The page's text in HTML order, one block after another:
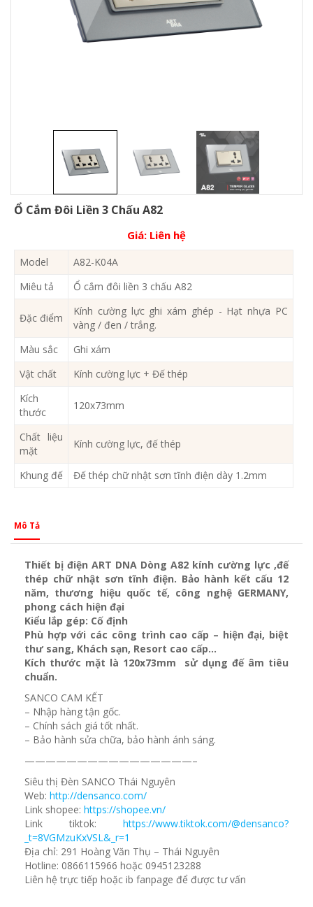
Ổ Cắm Đôi Liền 3 Chấu A82
Giá: Liên hệ
Model
A82-K04A
Miêu tả
Ổ cắm đôi liền 3 chấu A82
Đặc điểm
Kính cường lực ghi xám ghép - Hạt nhựa PC
vàng / đen / trắng.
Màu sắc
Ghi xám
Vật chất
Kính cường lực + Đế thép
Kích
thước
120x73mm
Chất liệu
mặt
Kính cường lực, đế thép
Khung đế Đế thép chữ nhật sơn tĩnh điện dày 1.2mm
Mô Tả
Thiết bị điện ART DNA Dòng A82 kính cường lực ,đế
thép chữ nhật sơn tĩnh điện. Bảo hành kết cấu 12
năm, thương hiệu quốc tế, công nghệ GERMANY,
phong cách hiện đại
Kiểu lắp gép: Cố định
Phù hợp với các công trình cao cấp – hiện đại, biệt
thư sang, Khách sạn, Resort cao cấp…
Kích thước mặt là 120x73mm sử dụng đế âm tiêu
chuẩn.
SANCO CAM KẾT
– Nhập hàng tận gốc.
– Chính sách giá tốt nhất.
– Bảo hành sửa chữa, bảo hành ánh sáng.
————————————————–
Siêu thị Đèn SANCO Thái Nguyên
Web: http://densanco.com/
Link shopee: https://shopee.vn/
Link tiktok: https://www.tiktok.com/@densanco?
_t=8VGMzuKxVSL&_r=1
Địa chỉ: 291 Hoàng Văn Thụ – Thái Nguyên
Hotline: 0866115966 hoặc 0945123288
Liên hệ trực tiếp hoặc ib fanpage để được tư vấn